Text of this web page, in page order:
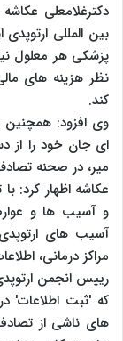
دکترغلامعلی
بین المللی
پزشکی هر معلول
نظر هزینه های
کند.
میر، در صحنه
عکاشه اظهار کرد:
و آسیب ها و
آسیب های
مراکز درمانی،
رییس انجمن
که 'ثبت اطلاعات'
های ناشی از